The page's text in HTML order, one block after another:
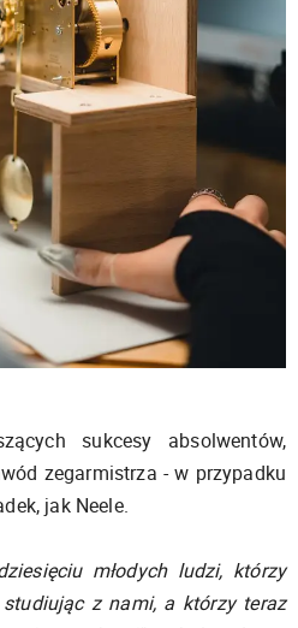
sukcesy absolwentów,
zegarmistrza - w przypadku
jak Neele.
młodych ludzi, którzy
z nami, a którzy teraz